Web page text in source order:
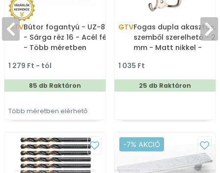
GTVBútor fogantyú - UZ-819
- Sárga réz 16 - Acél fém
- Több méretben
bútorfogantyú
1 279 Ft - tól
85 db Raktáron
Több méretben elérhető
GTVFogas dupla akasztós,
szemből szerelhető - 20
mm - Matt nikkel -
Kombinált, kalaptartós
fogas
1 035 Ft
25 db Raktáron
-7% AKCIÓ